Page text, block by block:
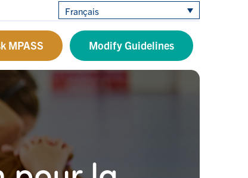
Français
MPASS Modify Guidelines